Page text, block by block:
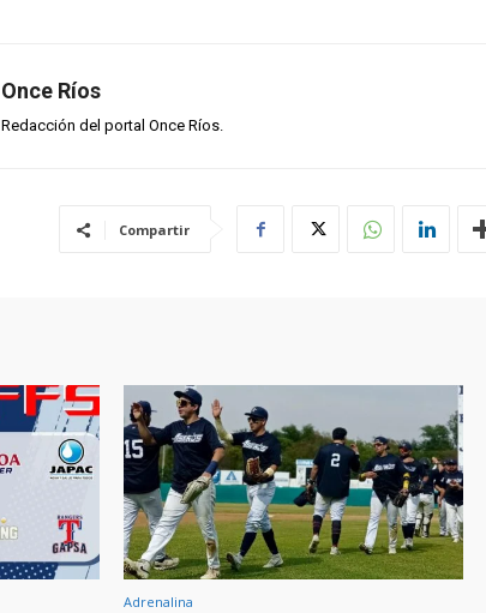
Once Ríos
Redacción del portal Once Ríos.
Compartir
Adrenalina